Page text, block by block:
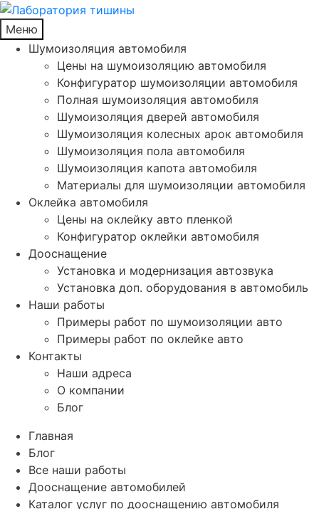
Меню
Шумоизоляция автомобиля
Цены на шумоизоляцию автомобиля
Конфигуратор шумоизоляции автомобиля
Полная шумоизоляция автомобиля
Шумоизоляция дверей автомобиля
Шумоизоляция колесных арок автомобиля
Шумоизоляция пола автомобиля
Шумоизоляция капота автомобиля
Материалы для шумоизоляции автомобиля
Оклейка автомобиля
Цены на оклейку авто пленкой
Конфигуратор оклейки автомобиля
Дооснащение
Установка и модернизация автозвука
Установка доп. оборудования в автомобиль
Наши работы
Примеры работ по шумоизоляции авто
Примеры работ по оклейке авто
Контакты
Наши адреса
О компании
Блог
Главная
Блог
Все наши работы
Дооснащение автомобилей
Каталог услуг по дооснащению автомобиля